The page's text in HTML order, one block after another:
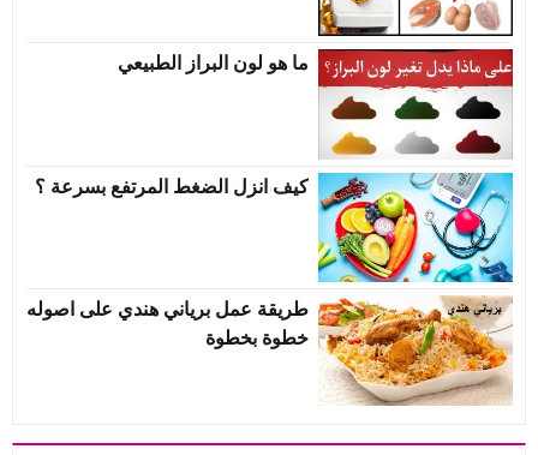
ما هو لون البراز الطبيعي
كيف انزل الضغط المرتفع بسرعة ؟
طريقة عمل برياني هندي على اصوله
خطوة بخطوة